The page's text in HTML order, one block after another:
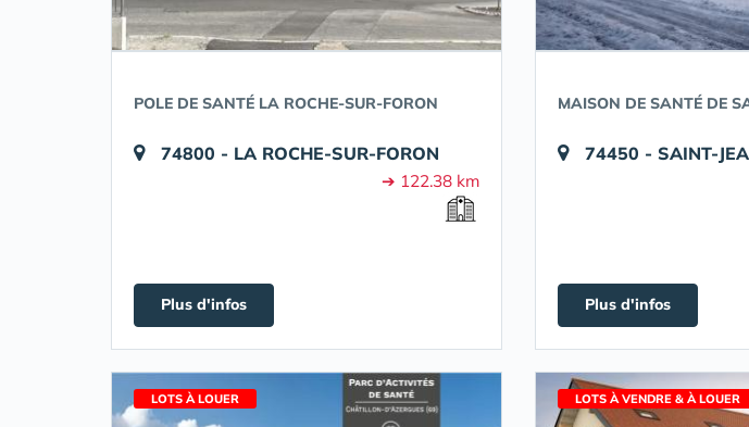
POLE DE SANTÉ LA ROCHE-SUR-FORON
74800 - LA ROCHE-SUR-FORON
➔ 122.38 km
Plus d'infos
MAISON DE SANTÉ DE
74450 - SAINT-
Plus d'infos
LOTS À LOUER LOTS À VENDRE & À LOUER